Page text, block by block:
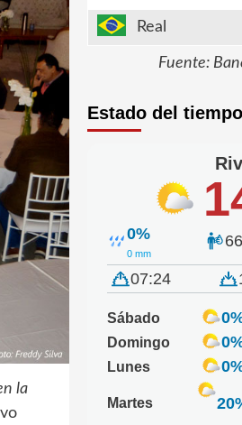
la
Real
Fuente:
Estado del tiempo
0%
0 mm
07:24
Sábado
Domingo
Lunes
Martes